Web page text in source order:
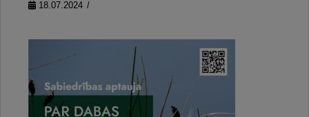
18.07.2024